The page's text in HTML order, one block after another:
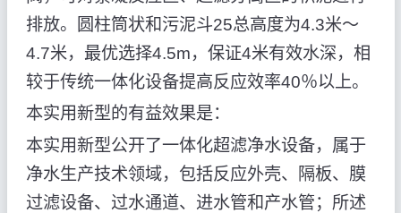
排放。圆柱筒状和污泥斗25总高度为4.3米～
4.7米，最优选择4.5m，保证4米有效水深，相
较于传统一体化设备提高反应效率40％以上。
本实用新型的有益效果是：
本实用新型公开了一体化超滤净水设备，属于
净水生产技术领域，包括反应外壳、隔板、膜
过滤设备、过水通道、进水管和产水管；所述